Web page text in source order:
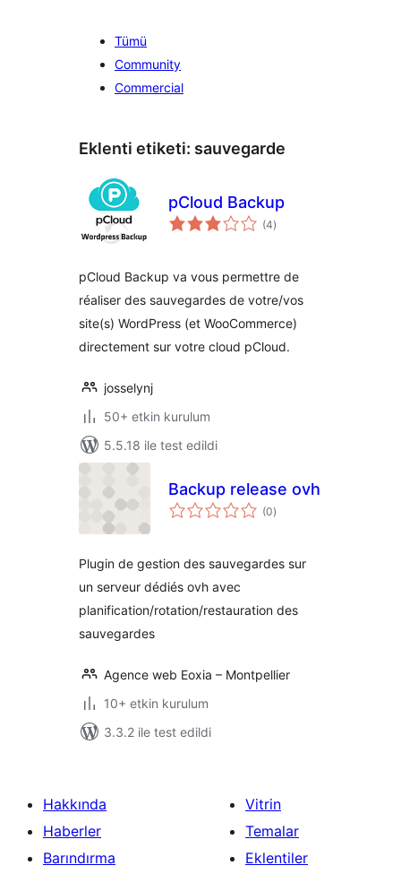
Tümü
Community
Commercial
Eklenti etiketi: sauvegarde
pCloud Backup
(4toplam
puan
)
pCloud Backup va vous permettre de
réaliser des sauvegardes de votre/vos
site(s) WordPress (et WooCommerce)
directement sur votre cloud pCloud.
josselynj
50+ etkin kurulum
5.5.18 ile test edildi
Backup release ovh
(0toplam
puan
)
Plugin de gestion des sauvegardes sur
un serveur dédiés ovh avec
planification/rotation/restauration des
sauvegardes
Agence web Eoxia – Montpellier
10+ etkin kurulum
3.3.2 ile test edildi
Hakkında
Haberler
Barındırma
Vitrin
Temalar
Eklentiler